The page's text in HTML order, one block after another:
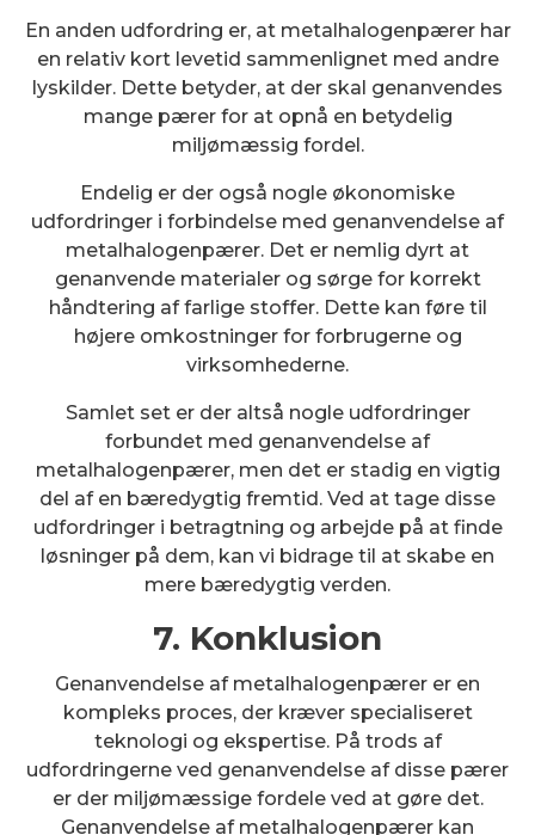
En anden udfordring er, at metalhalogenpærer har
en relativ kort levetid sammenlignet med andre
lyskilder. Dette betyder, at der skal genanvendes
mange pærer for at opnå en betydelig
miljømæssig fordel.
Endelig er der også nogle økonomiske
udfordringer i forbindelse med genanvendelse af
metalhalogenpærer. Det er nemlig dyrt at
genanvende materialer og sørge for korrekt
håndtering af farlige stoffer. Dette kan føre til
højere omkostninger for forbrugerne og
virksomhederne.
Samlet set er der altså nogle udfordringer
forbundet med genanvendelse af
metalhalogenpærer, men det er stadig en vigtig
del af en bæredygtig fremtid. Ved at tage disse
udfordringer i betragtning og arbejde på at finde
løsninger på dem, kan vi bidrage til at skabe en
mere bæredygtig verden.
7. Konklusion
Genanvendelse af metalhalogenpærer er en
kompleks proces, der kræver specialiseret
teknologi og ekspertise. På trods af
udfordringerne ved genanvendelse af disse pærer
er der miljømæssige fordele ved at gøre det.
Genanvendelse af metalhalogenpærer kan